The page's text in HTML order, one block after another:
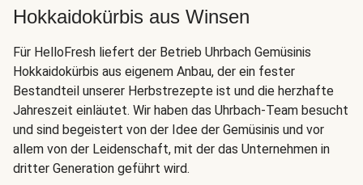
Hokkaidokürbis aus Winsen
Für HelloFresh liefert der Betrieb Uhrbach Gemüsinis
Hokkaidokürbis aus eigenem Anbau, der ein fester
Bestandteil unserer Herbstrezepte ist und die herzhafte
Jahreszeit einläutet. Wir haben das Uhrbach-Team besucht
und sind begeistert von der Idee der Gemüsinis und vor
allem von der Leidenschaft, mit der das Unternehmen in
dritter Generation geführt wird.